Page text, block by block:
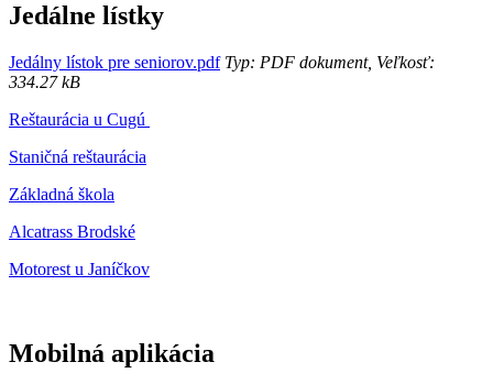
Jedálne lístky
Jedálny lístok pre seniorov.pdfTyp: PDF dokument, Veľkosť:
334.27 kB
Reštaurácia u Cugú
Staničná reštaurácia
Základná škola
Alcatrass Brodské
Motorest u Janíčkov
Mobilná aplikácia